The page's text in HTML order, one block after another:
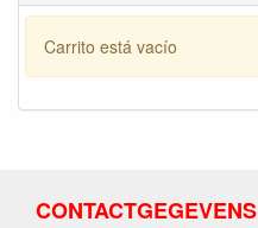
Carrito está vacío
CONTACTGEGEVENS